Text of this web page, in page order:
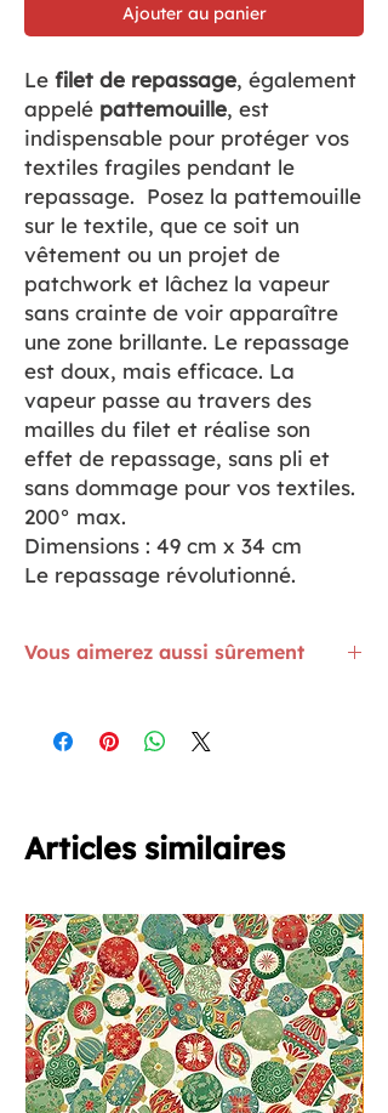
Ajouter au panier
Le filet de repassage, également
appelé pattemouille, est
indispensable pour protéger vos
textiles fragiles pendant le
repassage. Posez la pattemouille
sur le textile, que ce soit un
vêtement ou un projet de
patchwork et lâchez la vapeur
sans crainte de voir apparaître
une zone brillante. Le repassage
est doux, mais efficace. La
vapeur passe au travers des
mailles du filet et réalise son
effet de repassage, sans pli et
sans dommage pour vos textiles.
200° max.
Dimensions : 49 cm x 34 cm
Le repassage révolutionné.
Vous aimerez aussi sûrement
Le Totebag Sac à Projets DMC
L'enfileur automatique Clover
Articles similaires